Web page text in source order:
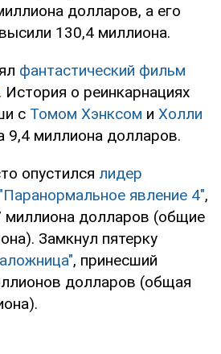
долларов, а его
130,4 миллиона.
фантастический фильм
. История о реинкарнациях
с Томом Хэнксом и Холли
9,4 миллиона долларов.
опустился лидер
явление 4",
миллиона долларов (общие
Замкнул пятерку
, принесший
долларов (общая